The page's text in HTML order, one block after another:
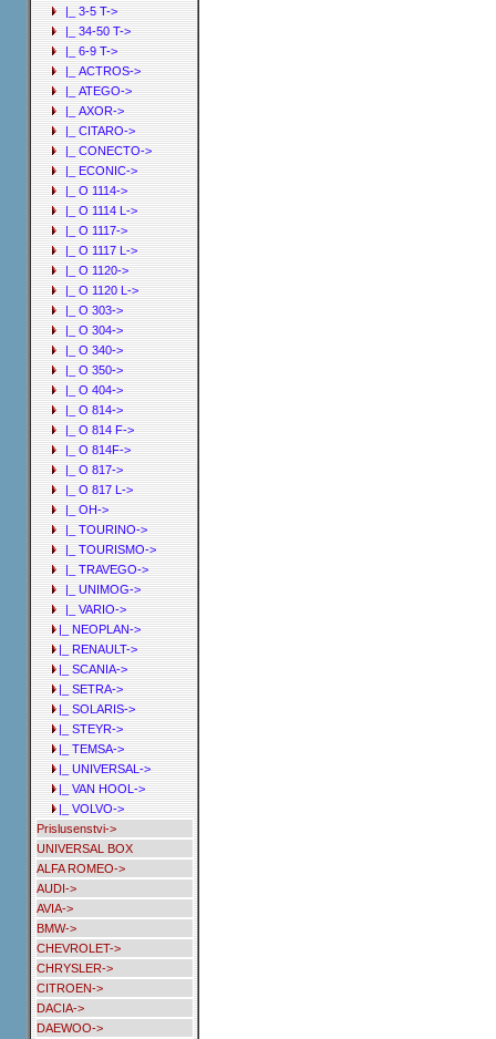
|_ 3-5 T->
|_ 34-50 T->
|_ 6-9 T->
|_ ACTROS->
|_ ATEGO->
|_ AXOR->
|_ CITARO->
|_ CONECTO->
|_ ECONIC->
|_ O 1114->
|_ O 1114 L->
|_ O 1117->
|_ O 1117 L->
|_ O 1120->
|_ O 1120 L->
|_ O 303->
|_ O 304->
|_ O 340->
|_ O 350->
|_ O 404->
|_ O 814->
|_ O 814 F->
|_ O 814F->
|_ O 817->
|_ O 817 L->
|_ OH->
|_ TOURINO->
|_ TOURISMO->
|_ TRAVEGO->
|_ UNIMOG->
|_ VARIO->
|_ NEOPLAN->
|_ RENAULT->
|_ SCANIA->
|_ SETRA->
|_ SOLARIS->
|_ STEYR->
|_ TEMSA->
|_ UNIVERSAL->
|_ VAN HOOL->
|_ VOLVO->
Prislusenstvi->
UNIVERSAL BOX
ALFA ROMEO->
AUDI->
AVIA->
BMW->
CHEVROLET->
CHRYSLER->
CITROEN->
DACIA->
DAEWOO->